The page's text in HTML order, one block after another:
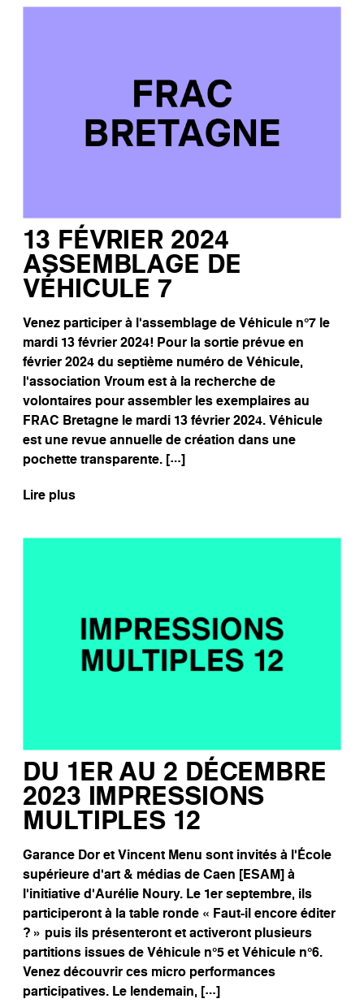
13 FÉVRIER 2024
ASSEMBLAGE DE
VÉHICULE 7
Venez participer à l’assemblage de Véhicule n°7 le
mardi 13 février 2024! Pour la sortie prévue en
février 2024 du septième numéro de Véhicule,
l’association Vroum est à la recherche de
volontaires pour assembler les exemplaires au
FRAC Bretagne le mardi 13 février 2024. Véhicule
est une revue annuelle de création dans une
pochette transparente. […]
Lire plus
DU 1ER AU 2 DÉCEMBRE
2023 IMPRESSIONS
MULTIPLES 12
Garance Dor et Vincent Menu sont invités à l’École
supérieure d’art & médias de Caen [ESAM] à
l’initiative d’Aurélie Noury. Le 1er septembre, ils
participeront à la table ronde « Faut-il encore éditer
? » puis ils présenteront et activeront plusieurs
partitions issues de Véhicule n°5 et Véhicule n°6.
Venez découvrir ces micro performances
participatives. Le lendemain, […]